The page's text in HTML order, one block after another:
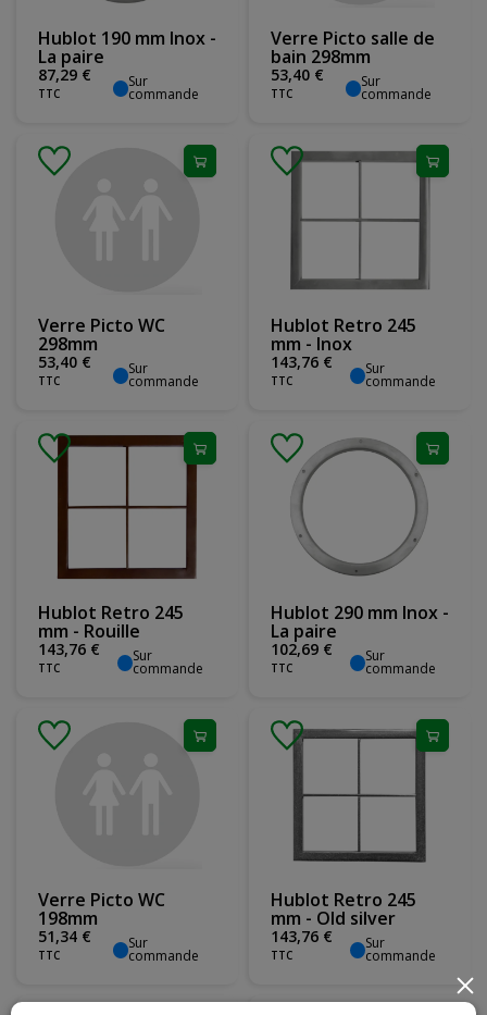
Hublot 190 mm Inox -
La paire
87,29 €
TTC
Sur
commande
Verre Picto salle de
bain 298mm
53,40 €
TTC
Sur
commande
Verre Picto WC
298mm
53,40 €
TTC
Sur
commande
Hublot Retro 245
mm - Inox
143,76 €
TTC
Sur
commande
Hublot Retro 245
mm - Rouille
143,76 €
TTC
Sur
commande
Hublot 290 mm Inox -
La paire
102,69 €
TTC
Sur
commande
Verre Picto WC
198mm
51,34 €
TTC
Sur
commande
Hublot Retro 245
mm - Old silver
143,76 €
TTC
Sur
commande
×